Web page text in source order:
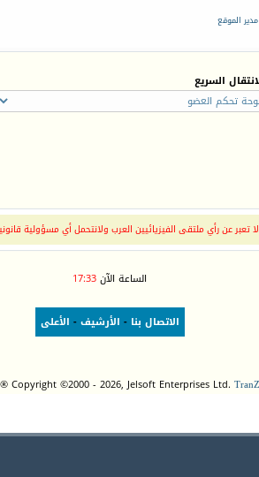
مدير الموقع
السريع
تعبر عن رأي ملتقى الفيزيائيين العرب ولانتحمل أي مسؤولية
الساعة الآن17:33
الاتصال بنا - الأرشيف- الأعلى
Copyright ©2000 - 2026, Jelsoft Enterprises Ltd.